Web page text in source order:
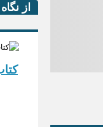
از